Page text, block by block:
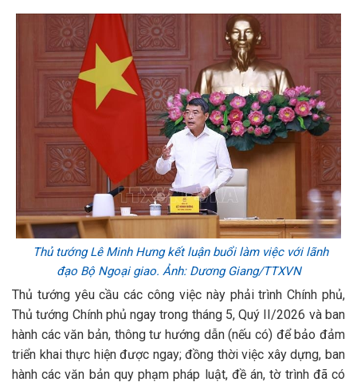
Thủ tướng Lê Minh Hưng kết luận buổi làm việc với lãnh
đạo Bộ Ngoại giao. Ảnh: Dương Giang/TTXVN
Thủ tướng yêu cầu các công việc này phải trình Chính phủ,
Thủ tướng Chính phủ ngay trong tháng 5, Quý II/2026 và ban
hành các văn bản, thông tư hướng dẫn (nếu có) để bảo đảm
triển khai thực hiện được ngay; đồng thời việc xây dựng, ban
hành các văn bản quy phạm pháp luật, đề án, tờ trình đã có